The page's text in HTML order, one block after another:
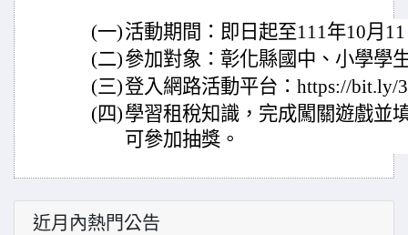
(一)活動期間：即日起至111年10月
(二)參加對象：彰化縣國中、小學學
(三)登入網路活動平台：https://bit.ly/
(四)學習租稅知識，完成闖關遊戲並
可參加抽獎。
近月內熱門公告